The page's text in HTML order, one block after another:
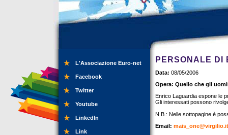
L'Associazione Euro-net
Facebook
Twitter
Youtube
LinkedIn
Link
PERSONALE DI
Data: 08/05/2006
Opera: Quello che gli
Enrico Laguardia espone le
Gli interessati possono
N.B.: Nelle sottopagine è
Email: mais_one@virgilio.it